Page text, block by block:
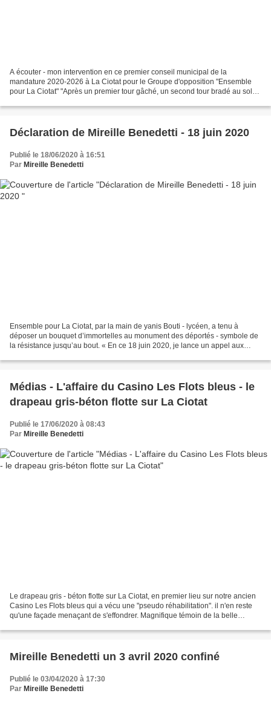
A écouter - mon intervention en ce premier conseil municipal de la
mandature 2020-2026 à La Ciotat pour le Groupe d'opposition "Ensemble
pour La Ciotat" "Après un premier tour gâché, un second tour bradé au soleil
Déclaration de Mireille Benedetti - 18 juin 2020
Publié le 18/06/2020 à 16:51
Par Mireille Benedetti
Ensemble pour La Ciotat, par la main de yanis Bouti - lycéen, a tenu à
déposer un bouquet d’immortelles au monument des déportés - symbole de
la résistance jusqu’au bout. « En ce 18 juin 2020, je lance un appel aux
Médias - L'affaire du Casino Les Flots bleus - le
drapeau gris-béton flotte sur La Ciotat
Publié le 17/06/2020 à 08:43
Par Mireille Benedetti
Le drapeau gris - béton flotte sur La Ciotat, en premier lieu sur notre ancien
Casino Les Flots bleus qui a vécu une "pseudo réhabilitation". il n'en reste
qu'une façade menaçant de s'effondrer. Magnifique témoin de la belle
Mireille Benedetti un 3 avril 2020 confiné
Publié le 03/04/2020 à 17:30
Par Mireille Benedetti